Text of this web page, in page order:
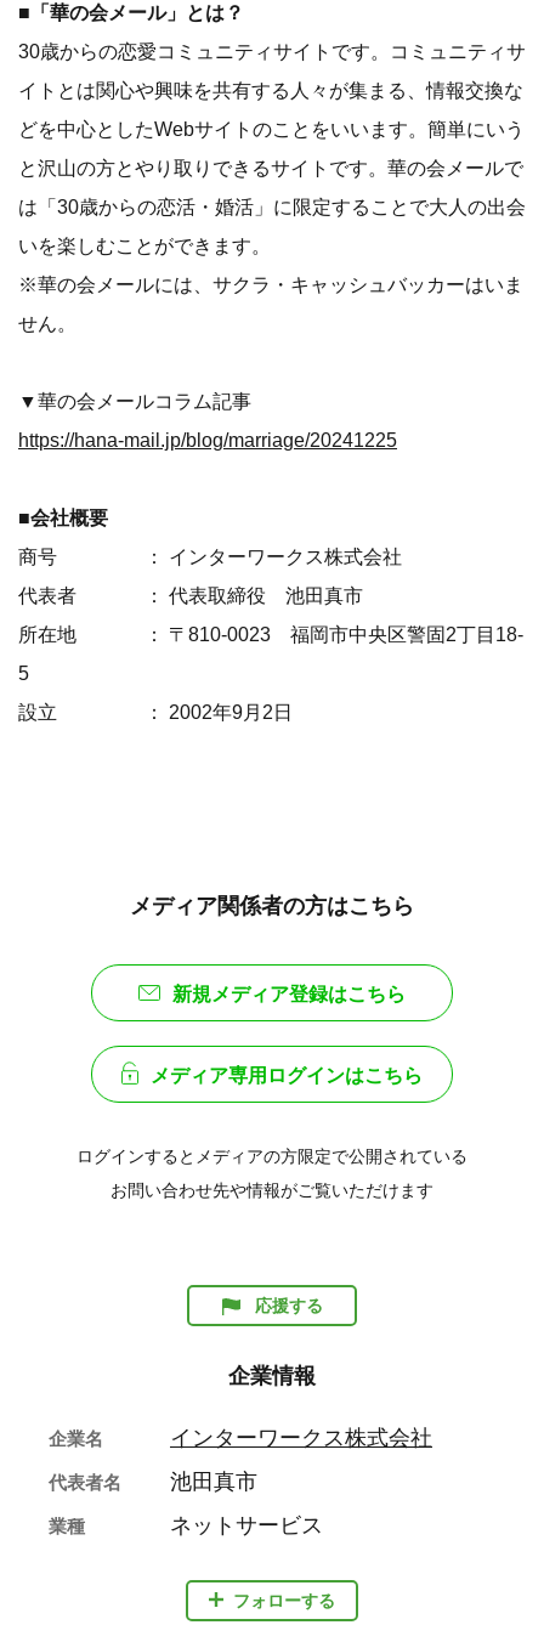
■「華の会メール」とは？
30歳からの恋愛コミュニティサイトです。コミュニティサ
イトとは関心や興味を共有する人々が集まる、情報交換な
どを中心としたWebサイトのことをいいます。簡単にいう
と沢山の方とやり取りできるサイトです。華の会メールで
は「30歳からの恋活・婚活」に限定することで大人の出会
いを楽しむことができます。
※華の会メールには、サクラ・キャッシュバッカーはいま
せん。
▼華の会メールコラム記事
https://hana-mail.jp/blog/marriage/20241225
■会社概要
商号 ： インターワークス株式会社
代表者 ： 代表取締役 池田真市
所在地 ： 〒810-0023 福岡市中央区警固2丁目18-
5
設立 ： 2002年9月2日
メディア関係者の方はこちら
新規メディア登録はこちら
メディア専用ログインはこちら
ログインするとメディアの方限定で公開されている
お問い合わせ先や情報がご覧いただけます
応援する
企業情報
フォローする
企業名 インターワークス株式会社
代表者名 池田真市
業種 ネットサービス